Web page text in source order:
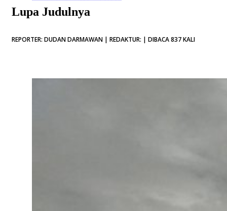
Lupa Judulnya
REPORTER: DUDAN DARMAWAN | REDAKTUR: | DIBACA 837 KALI